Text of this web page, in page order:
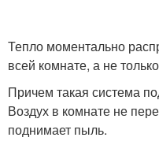
Тепло моментально
всей комнате, а не
Причем такая система
Воздух в комнате не
поднимает пыль.